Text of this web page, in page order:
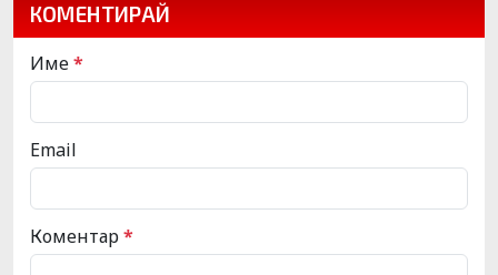
КОМЕНТИРАЙ
Име*
Email
Коментар*